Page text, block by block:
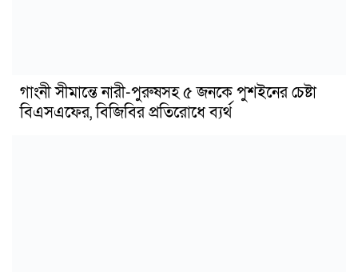
গাংনী সীমান্তে নারী-পুরুষসহ ৫ জনকে পুশইনের চেষ্টা
বিএসএফের, বিজিবির প্রতিরোধে ব্যর্থ